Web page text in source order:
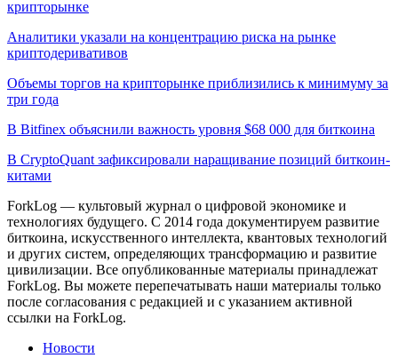
крипторынке
Аналитики указали на концентрацию риска на рынке
криптодеривативов
Объемы торгов на крипторынке приблизились к минимуму за
три года
В Bitfinex объяснили важность уровня $68 000 для биткоина
В CryptoQuant зафиксировали наращивание позиций биткоин-
китами
ForkLog — культовый журнал о цифровой экономике и
технологиях будущего. С 2014 года документируем развитие
биткоина, искусственного интеллекта, квантовых технологий
и других систем, определяющих трансформацию и развитие
цивилизации. Все опубликованные материалы принадлежат
ForkLog. Вы можете перепечатывать наши материалы только
после согласования с редакцией и с указанием активной
ссылки на ForkLog.
Новости